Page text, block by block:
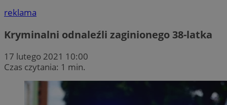
reklama
Kryminalni odnaleźli zaginionego 38-latka
17 lutego 2021 10:00
Czas czytania: 1 min.